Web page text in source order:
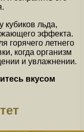
кубиков льда,
эффекта.
горячего летнего
когда организм
и увлажнении.
вкусом